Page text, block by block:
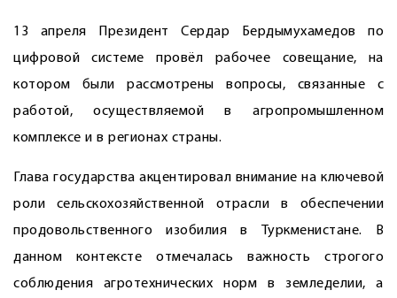
13 апреля Президент Сердар Бердымухамедов по
цифровой системе провёл рабочее совещание, на
котором были рассмотрены вопросы, связанные с
работой, осуществляемой в агропромышленном
комплексе и в регионах страны.
Глава государства акцентировал внимание на ключевой
роли сельскохозяйственной отрасли в обеспечении
продовольственного изобилия в Туркменистане. В
данном контексте отмечалась важность строгого
соблюдения агротехнических норм в земледелии, а